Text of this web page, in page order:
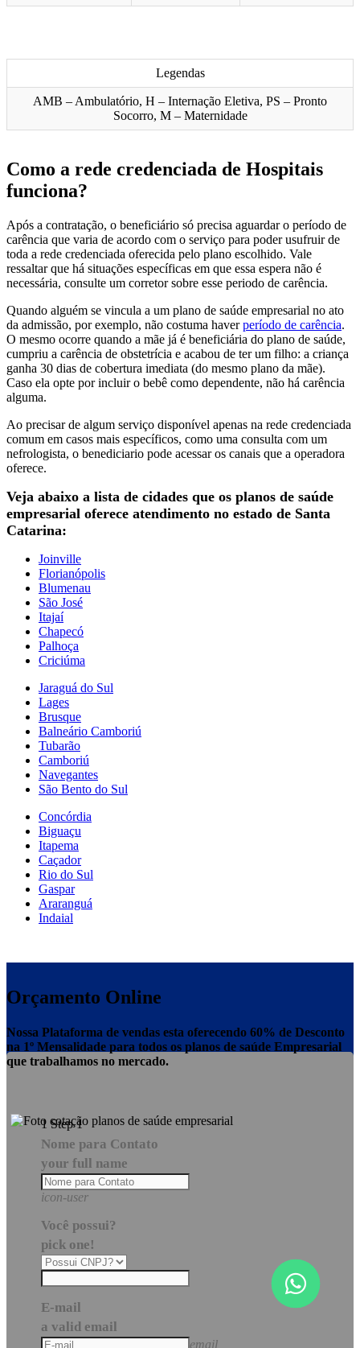
Legendas
AMB – Ambulatório, H – Internação Eletiva, PS – Pronto
Socorro, M – Maternidade
Como a rede credenciada de Hospitais
funciona?
Após a contratação, o beneficiário só precisa aguardar o período de
carência que varia de acordo com o serviço para poder usufruir de
toda a rede credenciada oferecida pelo plano escolhido. Vale
ressaltar que há situações específicas em que essa espera não é
necessária, consulte um corretor sobre esse periodo de carência.
Quando alguém se vincula a um plano de saúde empresarial no ato
da admissão, por exemplo, não costuma haverperíodo de carência.
O mesmo ocorre quando a mãe já é beneficiária do plano de saúde,
cumpriu a carência de obstetrícia e acabou de ter um filho: a criança
ganha 30 dias de cobertura imediata (do mesmo plano da mãe).
Caso ela opte por incluir o bebê como dependente, não há carência
alguma.
Ao precisar de algum serviço disponível apenas na rede credenciada
comum em casos mais específicos, como uma consulta com um
nefrologista, o benediciario pode acessar os canais que a operadora
oferece.
Veja abaixo a lista de cidades que os planos de saúde
empresarial oferece atendimento no estado de Santa
Catarina:
Joinville
Florianópolis
Blumenau
São José
Itajaí
Chapecó
Palhoça
Criciúma
Jaraguá do Sul
Lages
Brusque
Balneário Camboriú
Tubarão
Camboriú
Navegantes
São Bento do Sul
Concórdia
Biguaçu
Itapema
Caçador
Rio do Sul
Gaspar
Araranguá
Indaial
Orçamento Online
Nossa Plataforma de vendas esta oferecendo 60% de Desconto
na 1º Mensalidade para todos os planos de saúde Empresarial
que trabalhamos no mercado.
1 Step 1
Nome para Contato
your full name
icon-user
Você possui?
pick one!
E-mail
a valid email
email